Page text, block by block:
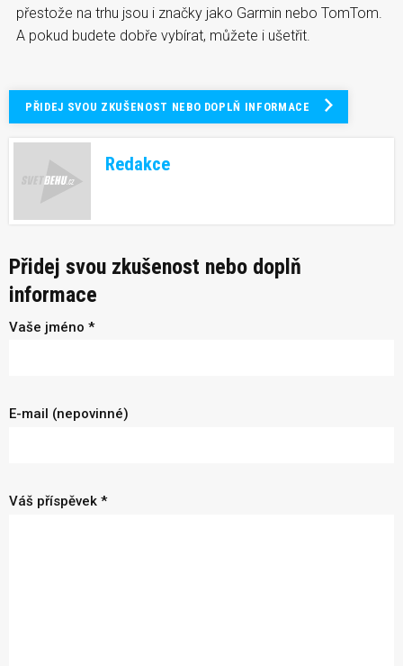
přestože na trhu jsou i značky jako Garmin nebo TomTom.
A pokud budete dobře vybírat, můžete i ušetřit.
PŘIDEJ SVOU ZKUŠENOST NEBO DOPLŇ INFORMACE
Redakce
Přidej svou zkušenost nebo doplň
informace
Vaše jméno *
E-mail (nepovinné)
Váš příspěvek *